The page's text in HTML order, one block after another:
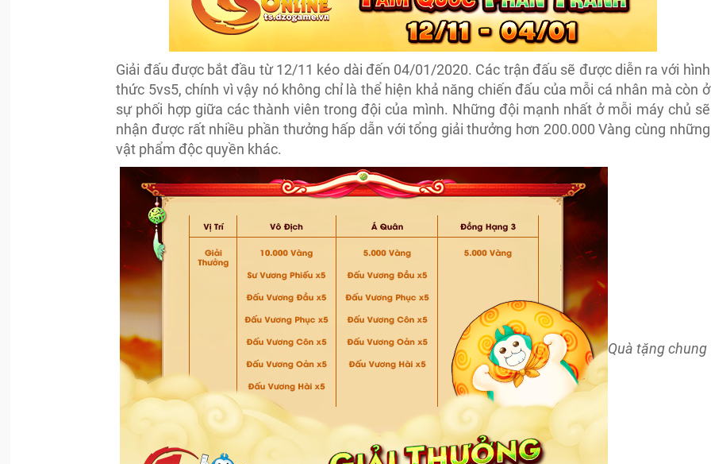
Giải đấu được bắt đầu từ 12/11 kéo dài đến 04/01/2020. Các trận đấu sẽ được diễn ra với hình
thức 5vs5, chính vì vậy nó không chỉ là thể hiện khả năng chiến đấu của mỗi cá nhân mà còn ở
sự phối hợp giữa các thành viên trong đội của mình. Những đội mạnh nhất ở mỗi máy chủ sẽ
nhận được rất nhiều phần thưởng hấp dẫn với tổng giải thưởng hơn 200.000 Vàng cùng những
vật phẩm độc quyền khác.
Quà tặng chung